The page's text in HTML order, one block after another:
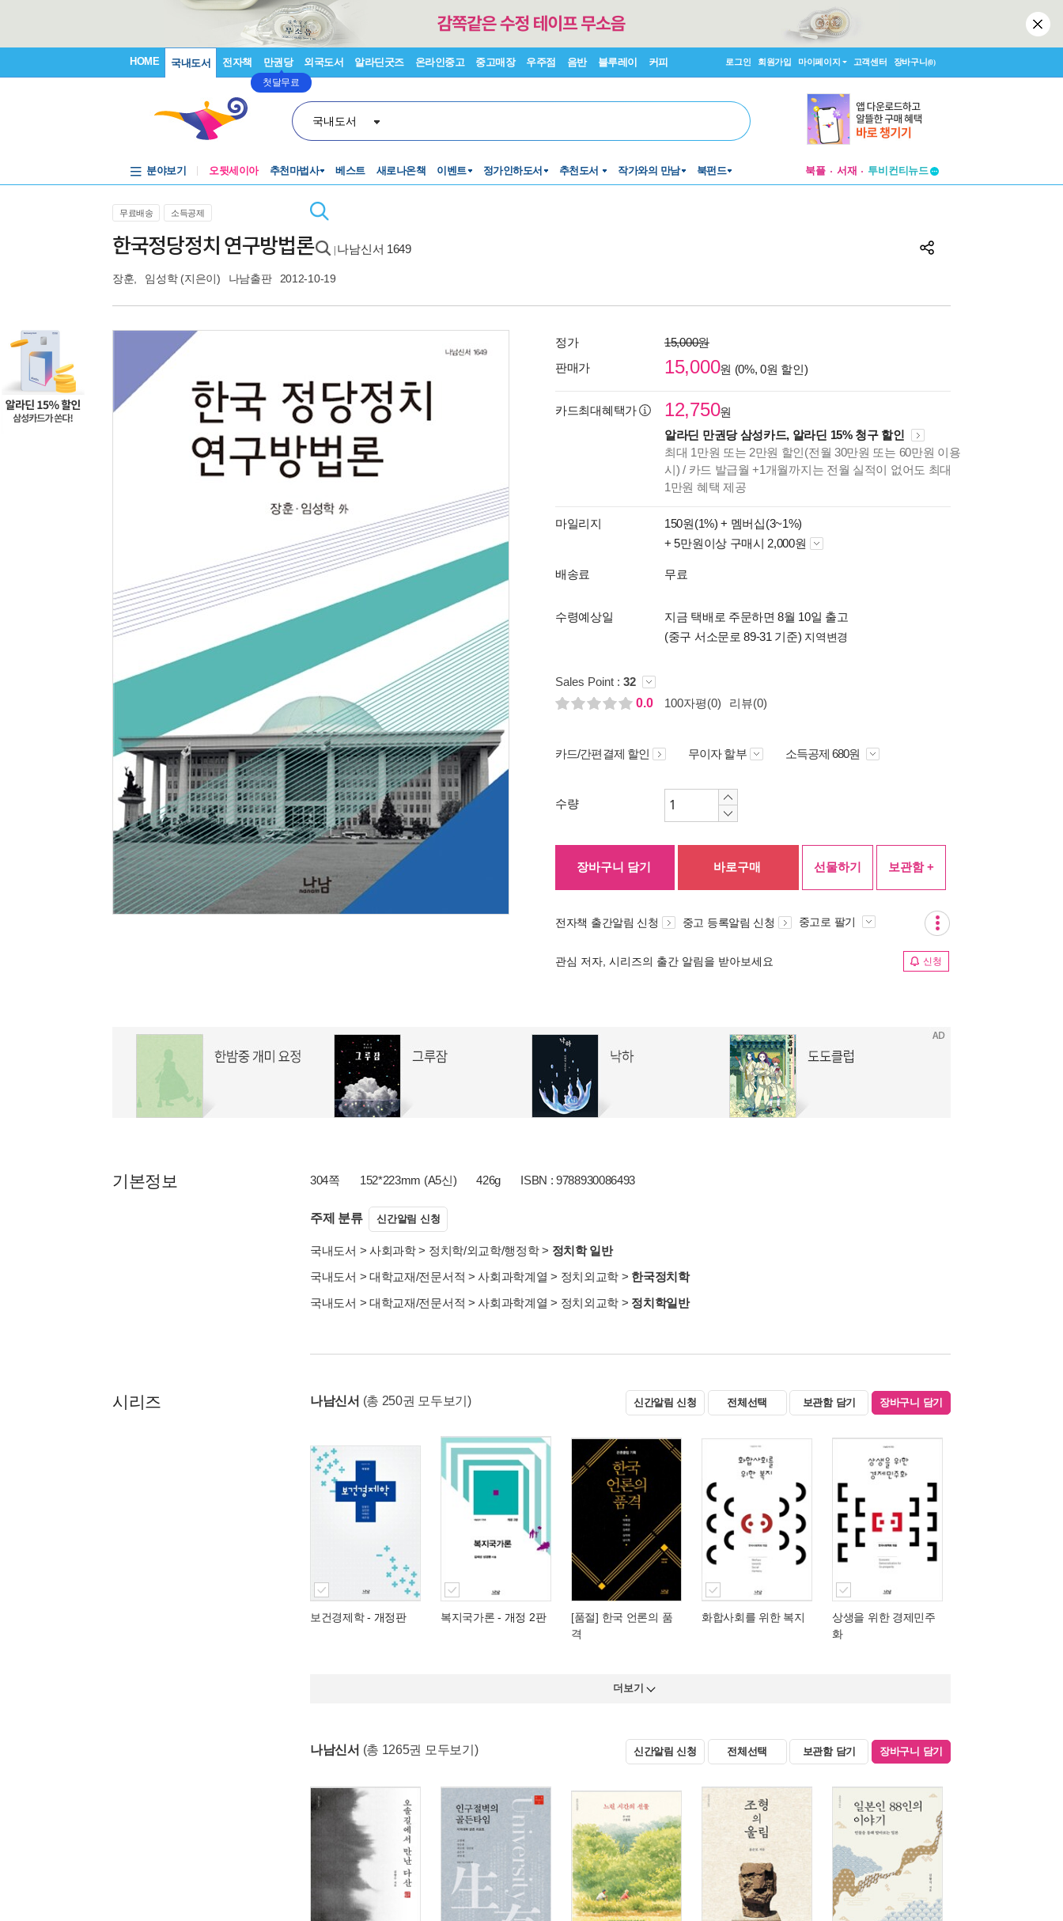
HOME 국내도서 전자책 만권당
첫달무료
외국도서 알라딘굿즈 온라인중고 중고매장 우주점 음반 블루레이 커피 로그인 회원가입 마이페이지 고객센터 장바구니(0)
국내도서
분야보기 오뒷세이아 추천마법사 베스트 새로나온책 이벤트 정가인하도서 추천도서 작가와의 만남 북펀드 북플 서재
창작플랫폼
무료배송
소득공제
한국정당정치 연구방법론 나남신서 1649
장훈 임성학(지은이) 나남출판 2012-10-19
정가
15,000원
판매가
15,000원 (0%, 0원 할인)
카드최대혜택가 12,750원
알라딘 만권당 삼성카드, 알라딘 15% 청구 할인
최대 1만원 또는 2만원 할인(전월 30만원 또는 60만원 이용
시) / 카드 발급월 +1개월까지는 전월 실적이 없어도 최대
1만원 혜택 제공
마일리지 150원(1%) + 멤버십(3~1%)
+ 5만원이상 구매시 2,000원
배송료 무료
수령예상일
지금 택배로 주문하면 8월 10일 출고
(중구 서소문로 89-31 기준) 지역변경
Sales Point : 32
0.0
100자평(0) 리뷰(0)
카드/간편결제 할인 무이자 할부 소득공제 680원
수량
장바구니 담기 바로구매 선물하기 보관함 +
전자책 출간알림 신청 중고 등록알림 신청 중고로 팔기
관심 저자, 시리즈의 출간 알림을 받아보세요 신청
기본정보 304쪽 152*223mm (A5신) 426g ISBN : 9788930086493
주제 분류 신간알림 신청
국내도서 > 사회과학> 정치학/외교학/행정학> 정치학 일반
국내도서 > 대학교재/전문서적 >사회과학계열 > 정치외교학 > 한국정치학
국내도서 > 대학교재/전문서적 >사회과학계열 > 정치외교학 > 정치학일반
시리즈 나남신서 (총 250권 모두보기) 신간알림 신청 전체선택 보관함 담기 장바구니 담기
보건경제학- 개정판 복지국가론 - 개정 2판
[품절] 한국 언론의 품
격
화합사회를 위한 복지
상생을 위한 경제민주
화
더보기
나남신서 (총 1265권 모두보기) 신간알림 신청 전체선택 보관함 담기 장바구니 담기